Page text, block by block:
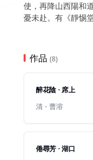
使，再降山西陽和
憂未赴。有《靜惕堂
作品 (8)
醉花陰 · 席上
清 - 曹溶
倦尋芳 · 湖口